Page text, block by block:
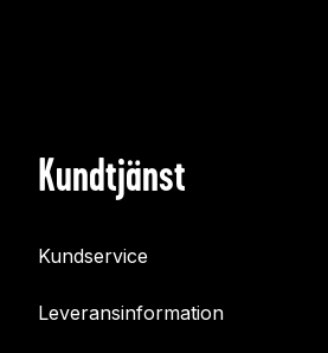
Kundtjänst
Kundservice
Leveransinformation